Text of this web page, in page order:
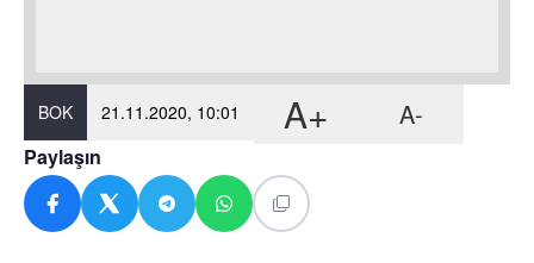
BOK 21.11.2020, 10:01 A+ A-
Paylaşın